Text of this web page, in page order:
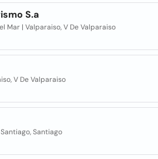
S.a
Mar | Valparaiso, V De Valparaiso
V De Valparaiso
Santiago